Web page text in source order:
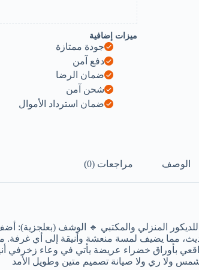
ميزات إضافية
جودة ممتازة
دفع آمن
ضمان الرضا
شحن آمن
ضمان استرداد الأموال
الوصف مراجعات (0)
المنزلي والمكتبي 🔹 الوشف (بعلجزية):
يضيف لمسة منعشة وأنيقة إلى أي غرفة.
بأوراق خضراء عريضة يأتي في وعاء زخرفي
ولا ري ولا صيانة تصميم متين وطويل الأمد